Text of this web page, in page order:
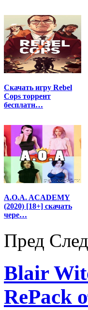
Скачать игру Rebel
Cops торрент
бесплатн…
A.O.A. ACADEMY
(2020) [18+] скачать
чере…
Пред След
Blair
RePack